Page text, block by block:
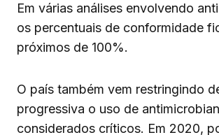
Em várias análises envolvendo
os percentuais de conformidade
próximos de 100%.
O país também vem restringindo
progressiva o uso de
considerados críticos. Em 2020,